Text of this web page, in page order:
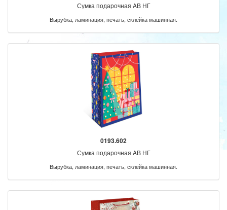
Сумка подарочная AB НГ
Вырубка, ламинация, печать, склейка машинная.
0193.602
Сумка подарочная AB НГ
Вырубка, ламинация, печать, склейка машинная.